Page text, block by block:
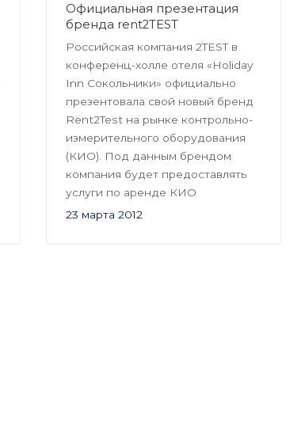
23 марта 2012
Официальная презентация
бренда rent2TEST
Российская компания 2TEST в
конференц-холле отеля «Holiday
Inn Сокольники» официально
презентовала свой новый бренд
Rent2Test на рынке контрольно-
измерительного оборудования
(КИО). Под данным брендом
компания будет предоставлять
услуги по аренде КИО